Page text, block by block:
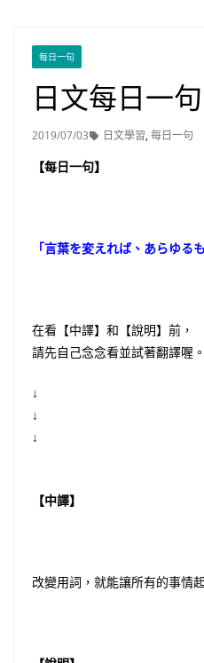
每日一句
日文每日一句
2019/07/03 日文學習,每日一句
【每日一句】
「言葉を変えれば、あらゆる
在看【中譯】和【說明】前，
請先自己念念看並試著翻譯喔。
↓
↓
↓
【中譯】
改變用詞，就能讓所有的事情